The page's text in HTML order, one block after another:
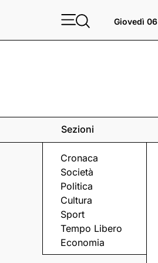
Giovedì
Sezioni
Cronaca
Società
Politica
Cultura
Sport
Tempo Libero
Economia
CINEMA